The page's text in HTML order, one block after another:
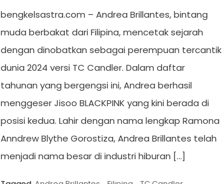
bengkelsastra.com – Andrea Brillantes, bintang
muda berbakat dari Filipina, mencetak sejarah
dengan dinobatkan sebagai perempuan tercantik
dunia 2024 versi TC Candler. Dalam daftar
tahunan yang bergengsi ini, Andrea berhasil
menggeser Jisoo BLACKPINK yang kini berada di
posisi kedua. Lahir dengan nama lengkap Ramona
Anndrew Blythe Gorostiza, Andrea Brillantes telah
menjadi nama besar di industri hiburan […]